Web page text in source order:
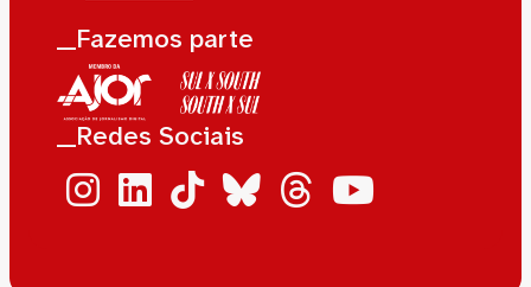
__Fazemos parte
__Redes Sociais